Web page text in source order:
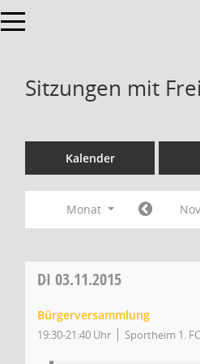
Toggle navigation
Sitzungen mit
Kalender
Monat
DI 03.11.2015
Bürgerversammlung
19:30-21:40 Uhr Sportheim 1.